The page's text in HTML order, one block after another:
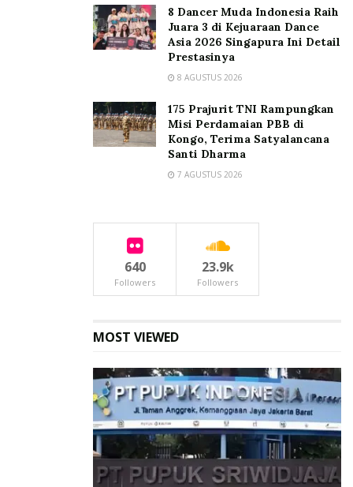
8 Dancer Muda Indonesia Raih
Juara 3 di Kejuaraan Dance
Asia 2026 Singapura Ini Detail
Prestasinya
8 AGUSTUS 2026
175 Prajurit TNI Rampungkan
Misi Perdamaian PBB di
Kongo, Terima Satyalancana
Santi Dharma
7 AGUSTUS 2026
640
Followers
23.9k
Followers
MOST VIEWED